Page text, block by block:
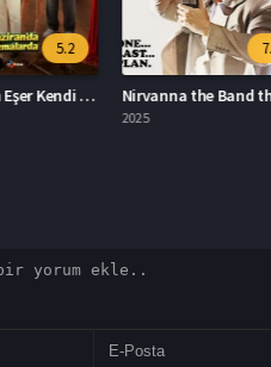
5.2
Kıyma: Hain Eşer Kendi Düşer Full HD İzle
7.9
Nirvanna the Band the Show the Movie Türkçe Dublaj İzle